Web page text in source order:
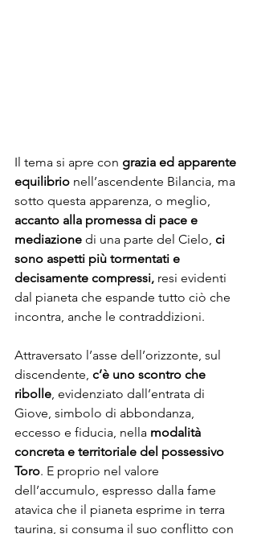
Il tema si apre con grazia ed apparente
equilibrio nell’ascendente Bilancia, ma
sotto questa apparenza, o meglio,
accanto alla promessa di pace e
mediazione di una parte del Cielo, ci
sono aspetti più tormentati e
decisamente compressi, resi evidenti
dal pianeta che espande tutto ciò che
incontra, anche le contraddizioni.
Attraversato l’asse dell’orizzonte, sul
discendente, c’è uno scontro che
ribolle, evidenziato dall’entrata di
Giove, simbolo di abbondanza,
eccesso e fiducia, nella modalità
concreta e territoriale del possessivo
Toro. E proprio nel valore
dell’accumulo, espresso dalla fame
atavica che il pianeta esprime in terra
taurina, si consuma il suo conflitto con